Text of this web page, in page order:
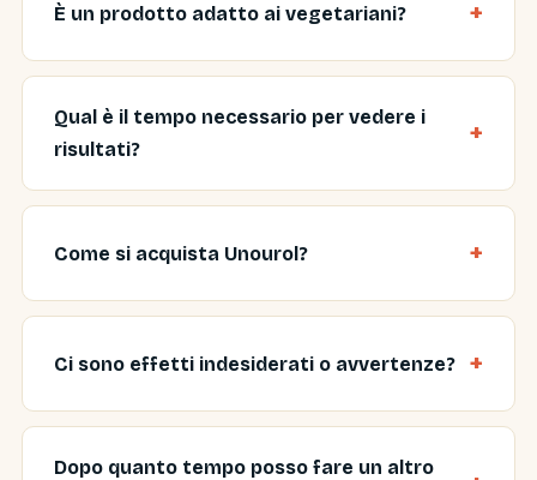
È un prodotto adatto ai vegetariani?
Qual è il tempo necessario per vedere i
risultati?
Come si acquista Unourol?
Ci sono effetti indesiderati o avvertenze?
Dopo quanto tempo posso fare un altro